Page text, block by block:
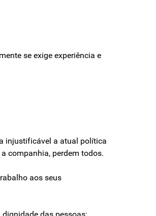
se exige experiência e
injustificável a atual política
companhia, perdem todos.
aos seus